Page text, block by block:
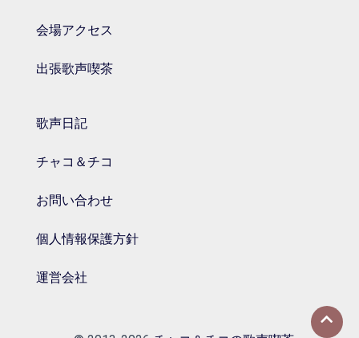
会場アクセス
出張歌声喫茶
歌声日記
チャコ＆チコ
お問い合わせ
個人情報保護方針
運営会社